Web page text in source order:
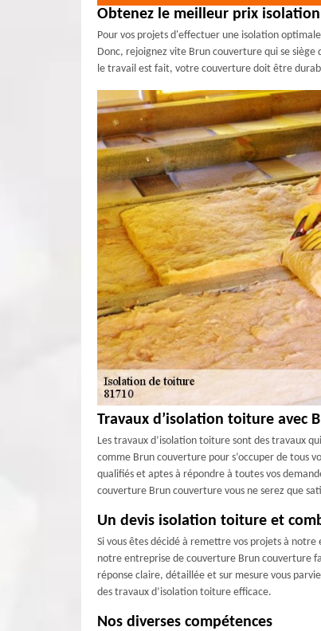
Obtenez le meilleur prix
Pour vos projets d'effectuer une isolation
Donc, rejoignez vite Brun couverture qui se
le travail est fait, votre couverture doit être
Travaux d’isolation toiture avec
Les travaux d’isolation toiture sont des travaux
comme Brun couverture pour s’occuper de tous
qualifiés et aptes à répondre à toutes vos
couverture Brun couverture vous ne serez que
Un devis isolation toiture et
Si vous êtes décidé à remettre vos projets à
notre entreprise de couverture Brun couverture
réponse claire, détaillée et sur mesure vous
des travaux d’isolation toiture efficace.
Nos diverses compétences